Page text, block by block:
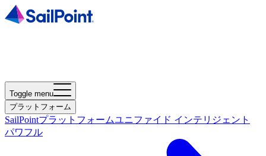
Toggle menu
プラットフォーム
SailPointプラットフォームユニファイド インテリジェント
パワフル